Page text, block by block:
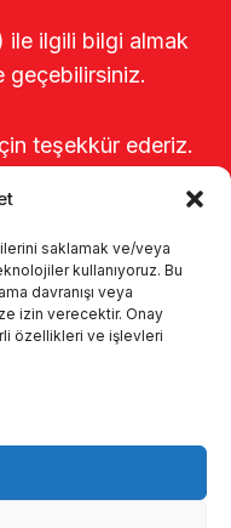
saklamak ve/veya
kullanıyoruz. Bu
davranışı veya
izin verecektir. Onay
özellikleri ve işlevleri
ile ilgili bilgi almak
geçebilirsiniz.
teşekkür ederiz.